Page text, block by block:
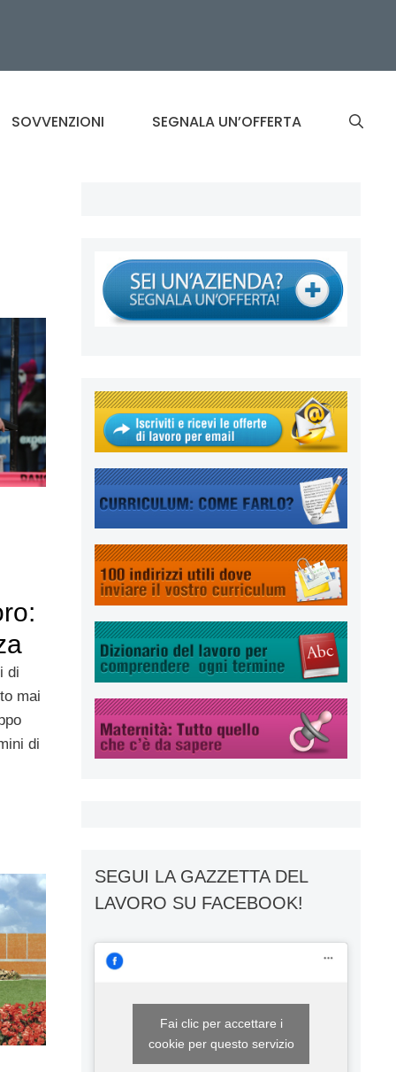
SOVVENZIONI SEGNALA UN’OFFERTA
di
mai
di
SEGUI LA GAZZETTA DEL
LAVORO SU FACEBOOK!
Fai clic per accettare i
cookie per questo servizio